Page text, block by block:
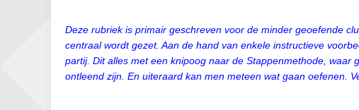
Deze rubriek is primair geschreven voor de minder geoefende
centraal wordt gezet. Aan de hand van enkele instructieve
partij. Dit alles met een knipoog naar de Stappenmethode,
ontleend zijn. En uiteraard kan men meteen wat gaan oefenen.